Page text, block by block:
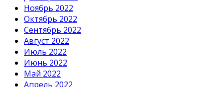
Ноябрь 2022
Октябрь 2022
Сентябрь 2022
Август 2022
Июль 2022
Июнь 2022
Май 2022
Апрель 2022